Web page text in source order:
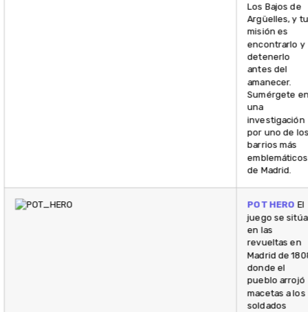
Los Bajos de
Argüelles, y tu
misión es
encontrarlo y
detenerlo
antes del
amanecer.
Sumérgete
una
investigación
por uno de
barrios más
emblemáticos
de Madrid.
POT HERO El
juego se sitúa
en las
revueltas en
Madrid de
donde el
pueblo arrojó
macetas a los
soldados